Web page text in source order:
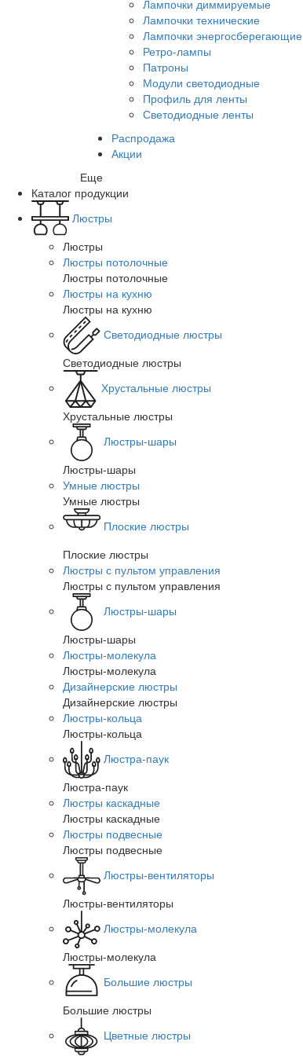
Лампочки диммируемые
Лампочки технические
Лампочки энергосберегающие
Ретро-лампы
Патроны
Модули светодиодные
Профиль для ленты
Светодиодные ленты
Распродажа
Акции
Еще
Каталог продукции
Люстры
Люстры
Люстры потолочные
Люстры потолочные
Люстры на кухню
Люстры на кухню
Светодиодные люстры
Светодиодные люстры
Хрустальные люстры
Хрустальные люстры
Люстры-шары
Люстры-шары
Умные люстры
Умные люстры
Плоские люстры
Плоские люстры
Люстры с пультом управления
Люстры с пультом управления
Люстры-шары
Люстры-шары
Люстры-молекула
Люстры-молекула
Дизайнерские люстры
Дизайнерские люстры
Люстры-кольца
Люстры-кольца
Люстра-паук
Люстра-паук
Люстры каскадные
Люстры каскадные
Люстры подвесные
Люстры подвесные
Люстры-вентиляторы
Люстры-вентиляторы
Люстры-молекула
Люстры-молекула
Большие люстры
Большие люстры
Цветные люстры